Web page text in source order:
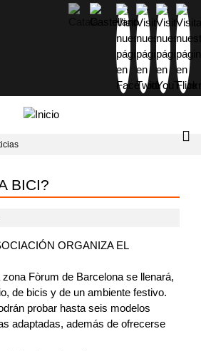
BICI?
ORGANIZA EL
Fòrum de Barcelona se llenará,
de bicis y de un ambiente festivo.
probar hasta seis modelos
adaptadas, además de ofrecerse